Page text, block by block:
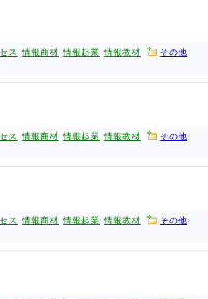
ス 情報商材 情報起業 情報教材 その他
ス 情報商材 情報起業 情報教材 その他
ス 情報商材 情報起業 情報教材 その他